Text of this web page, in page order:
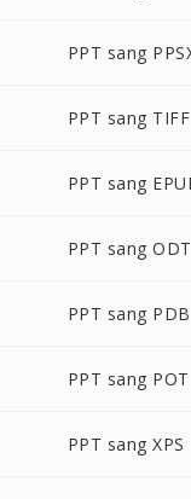
PPT sang
PPT sang TIFF
PPT sang
PPT sang ODT
PPT sang PDB
PPT sang POT
PPT sang XPS